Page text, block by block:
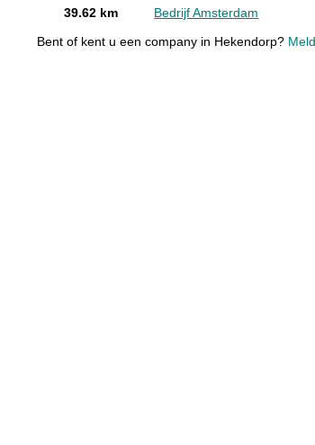
39.62 km Bedrijf Amsterdam
Bent of kent u een company in Hekendorp?